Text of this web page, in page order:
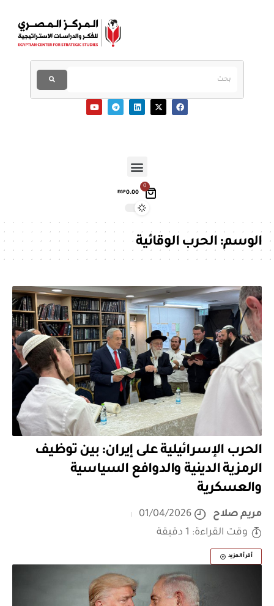
0
EGP0.00
الوسم:الحرب الوقائية
الحرب الإسرائيلية على إيران: بين توظيف
الرمزية الدينية والدوافع السياسية
والعسكرية
مريم صلاح
01/04/2026
وقت القراءة: 1 دقيقة
أقرأ المزيد